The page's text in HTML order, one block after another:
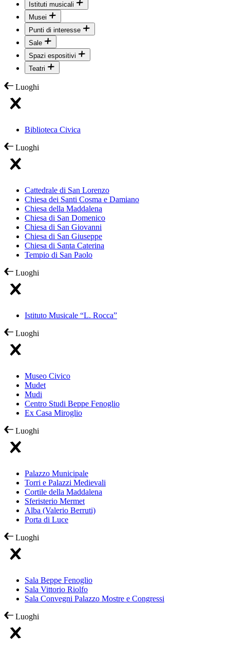
Istituti musicali
Musei
Punti di interesse
Sale
Spazi espositivi
Teatri
Luoghi
Biblioteca Civica
Luoghi
Cattedrale di San Lorenzo
Chiesa dei Santi Cosma e Damiano
Chiesa della Maddalena
Chiesa di San Domenico
Chiesa di San Giovanni
Chiesa di San Giuseppe
Chiesa di Santa Caterina
Tempio di San Paolo
Luoghi
Istituto Musicale “L. Rocca”
Luoghi
Museo Civico
Mudet
Mudi
Centro Studi Beppe Fenoglio
Ex Casa Miroglio
Luoghi
Palazzo Municipale
Torri e Palazzi Medievali
Cortile della Maddalena
Sferisterio Mermet
Alba (Valerio Berruti)
Porta di Luce
Luoghi
Sala Beppe Fenoglio
Sala Vittorio Riolfo
Sala Convegni Palazzo Mostre e Congressi
Luoghi